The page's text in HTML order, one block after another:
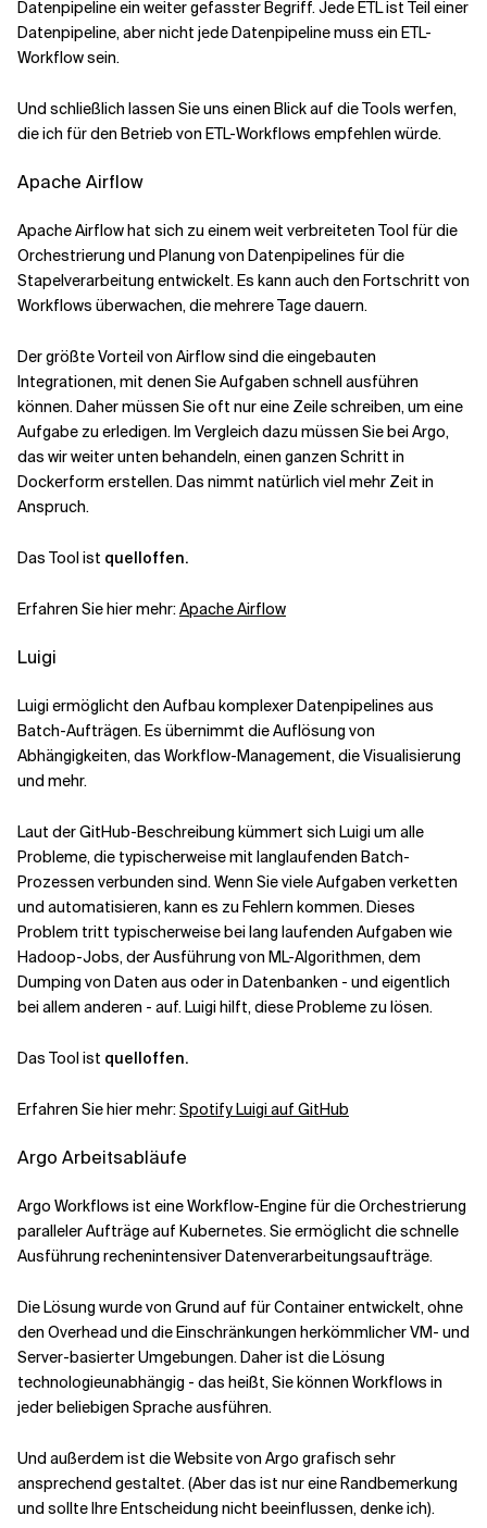
Datenpipeline ein weiter gefasster Begriff. Jede ETL ist Teil einer
Datenpipeline, aber nicht jede Datenpipeline muss ein ETL-
Workflow sein.
Und schließlich lassen Sie uns einen Blick auf die Tools werfen,
die ich für den Betrieb von ETL-Workflows empfehlen würde.
Apache Airflow
Apache Airflow hat sich zu einem weit verbreiteten Tool für die
Orchestrierung und Planung von Datenpipelines für die
Stapelverarbeitung entwickelt. Es kann auch den Fortschritt von
Workflows überwachen, die mehrere Tage dauern.
Der größte Vorteil von Airflow sind die eingebauten
Integrationen, mit denen Sie Aufgaben schnell ausführen
können. Daher müssen Sie oft nur eine Zeile schreiben, um eine
Aufgabe zu erledigen. Im Vergleich dazu müssen Sie bei Argo,
das wir weiter unten behandeln, einen ganzen Schritt in
Dockerform erstellen. Das nimmt natürlich viel mehr Zeit in
Anspruch.
Das Tool ist quelloffen.
Erfahren Sie hier mehr:Apache Airflow
Luigi
Luigi ermöglicht den Aufbau komplexer Datenpipelines aus
Batch-Aufträgen. Es übernimmt die Auflösung von
Abhängigkeiten, das Workflow-Management, die Visualisierung
und mehr.
Laut der GitHub-Beschreibung kümmert sich Luigi um alle
Probleme, die typischerweise mit langlaufenden Batch-
Prozessen verbunden sind. Wenn Sie viele Aufgaben verketten
und automatisieren, kann es zu Fehlern kommen. Dieses
Problem tritt typischerweise bei lang laufenden Aufgaben wie
Hadoop-Jobs, der Ausführung von ML-Algorithmen, dem
Dumping von Daten aus oder in Datenbanken - und eigentlich
bei allem anderen - auf. Luigi hilft, diese Probleme zu lösen.
Das Tool ist quelloffen.
Erfahren Sie hier mehr:Spotify Luigi auf GitHub
Argo Arbeitsabläufe
Argo Workflows ist eine Workflow-Engine für die Orchestrierung
paralleler Aufträge auf Kubernetes. Sie ermöglicht die schnelle
Ausführung rechenintensiver Datenverarbeitungsaufträge.
Die Lösung wurde von Grund auf für Container entwickelt, ohne
den Overhead und die Einschränkungen herkömmlicher VM- und
Server-basierter Umgebungen. Daher ist die Lösung
technologieunabhängig - das heißt, Sie können Workflows in
jeder beliebigen Sprache ausführen.
Und außerdem ist die Website von Argo grafisch sehr
ansprechend gestaltet. (Aber das ist nur eine Randbemerkung
und sollte Ihre Entscheidung nicht beeinflussen, denke ich).